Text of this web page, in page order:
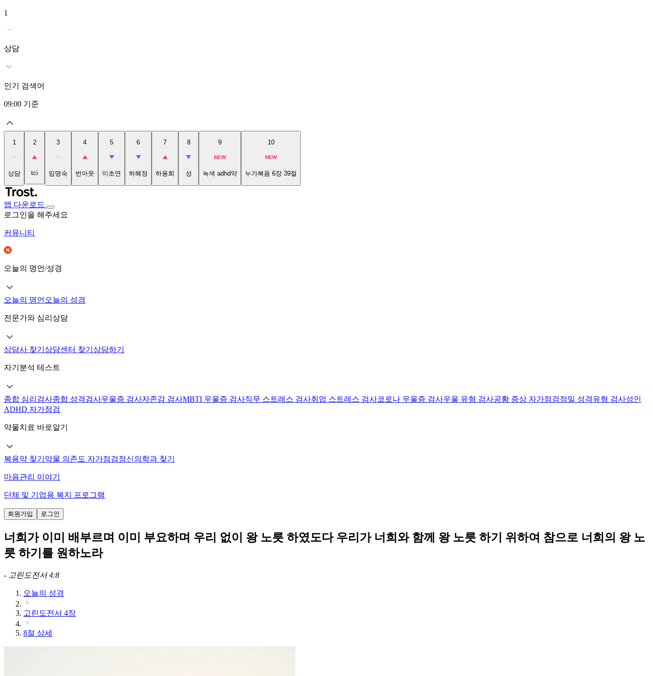
1
상담
인기 검색어
09:00 기준
1
상담
2
tci
3
임명숙
4
번아웃
5
이초연
6
허혜정
7
하용희
8
성
9
녹색 adhd약
10
누가복음 6장 39절
앱 다운로드
로그인을 해주세요
커뮤니티
오늘의 명언/성경
오늘의 명언 오늘의 성경
전문가와 심리상담
상담사 찾기 상담센터 찾기 상담하기
자기분석 테스트
종합 심리검사종합 성격검사우울증 검사자존감 검사MBTI 우울증 검사직무 스트레스 검사취업 스트레스 검사코로나 우울증 검사우울 유형 검사공황 증상 자가점검정밀 성격유형 검사성인
ADHD 자가점검
약물치료 바로알기
복용약 찾기 약물 의존도 자가점검정신의학과 찾기
마음관리 이야기
단체 및 기업용 복지 프로그램
회원가입 로그인
너희가 이미 배부르며 이미 부요하며 우리 없이 왕 노릇 하였도다 우리가 너희와 함께 왕 노릇 하기 위하여 참으로 너희의 왕 노
릇 하기를 원하노라
- 고린도전서 4:8
오늘의 성경
고린도전서 4장
8절 상세